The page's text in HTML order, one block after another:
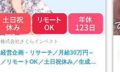
株式会社さくらインベスト
経営企画・リサーチ／月給30万円～
／リモートOK／土日祝休み／生成AI